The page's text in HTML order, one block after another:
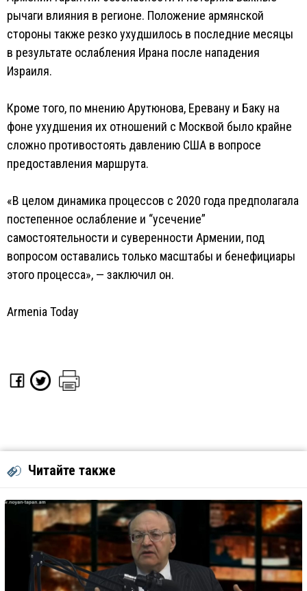
рычаги влияния в регионе. Положение армянской
стороны также резко ухудшилось в последние месяцы
в результате ослабления Ирана после нападения
Израиля.
Кроме того, по мнению Арутюнова, Еревану и Баку на
фоне ухудшения их отношений с Москвой было крайне
сложно противостоять давлению США в вопросе
предоставления маршрута.
«В целом динамика процессов с 2020 года предполагала
постепенное ослабление и “усечение”
самостоятельности и суверенности Армении, под
вопросом оставались только масштабы и бенефициары
этого процесса», — заключил он.
Armenia Today
Читайте также